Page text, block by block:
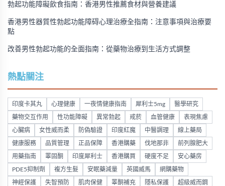
勃起功能障礙飲食指南：香港男性推薦食材與營養建議
香港男性器質性勃起功能障碍心理治療全指南：注意事項與治療要
點
改善男性勃起功能的全面指南：從藥物治療到生活方式調整
熱點關注
印度卡其丸 心理健康 一夜情健康指南 犀利士5mg 醫學研究
藥物交互作用 性功能障礙 異常勃起 戒菸 血管健康 表現焦慮
心臟病 女性威而柔 防偽驗證 印度紅魔 中醫調理 線上藥局
健康服務 品質管理 正品保障 香港購藥 伐地那非 前列腺肥大
用藥指南 睪固酮 印度犀利士 香港購買 硬度不足 安心藥房
PDE5抑制劑 複方生髮 安眠藥減量 英國威馬 網購藥物
神經保護 失智預防 肌肉保健 睪酮補充 隱私保護 超級威而鋼